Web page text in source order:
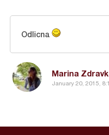
Marina
January 20, 2015,
Odlicna